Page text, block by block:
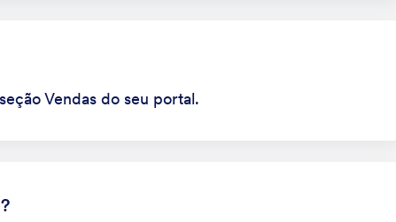
Vendas do seu portal.